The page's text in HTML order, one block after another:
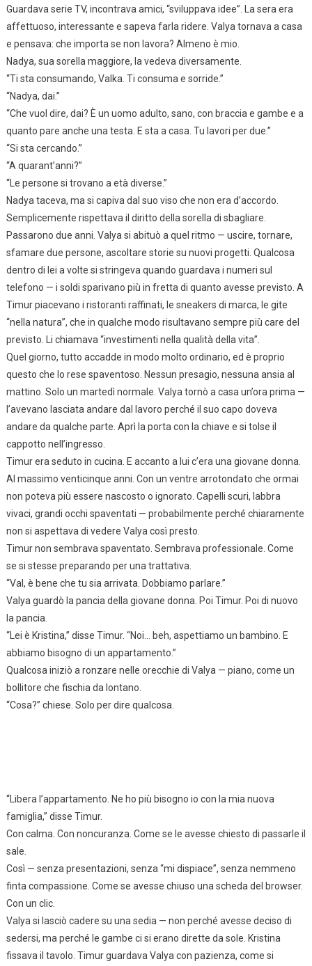
Guardava serie TV, incontrava amici, “sviluppava idee”. La sera era
affettuoso, interessante e sapeva farla ridere. Valya tornava a casa
e pensava: che importa se non lavora? Almeno è mio.
Nadya, sua sorella maggiore, la vedeva diversamente.
“Ti sta consumando, Valka. Ti consuma e sorride.”
“Nadya, dai.”
“Che vuol dire, dai? È un uomo adulto, sano, con braccia e gambe e a
quanto pare anche una testa. E sta a casa. Tu lavori per due.”
“Si sta cercando.”
“A quarant’anni?”
“Le persone si trovano a età diverse.”
Nadya taceva, ma si capiva dal suo viso che non era d’accordo.
Semplicemente rispettava il diritto della sorella di sbagliare.
Passarono due anni. Valya si abituò a quel ritmo — uscire, tornare,
sfamare due persone, ascoltare storie su nuovi progetti. Qualcosa
dentro di lei a volte si stringeva quando guardava i numeri sul
telefono — i soldi sparivano più in fretta di quanto avesse previsto. A
Timur piacevano i ristoranti raffinati, le sneakers di marca, le gite
“nella natura”, che in qualche modo risultavano sempre più care del
previsto. Li chiamava “investimenti nella qualità della vita”.
Quel giorno, tutto accadde in modo molto ordinario, ed è proprio
questo che lo rese spaventoso. Nessun presagio, nessuna ansia al
mattino. Solo un martedì normale. Valya tornò a casa un’ora prima —
l’avevano lasciata andare dal lavoro perché il suo capo doveva
andare da qualche parte. Aprì la porta con la chiave e si tolse il
cappotto nell’ingresso.
Timur era seduto in cucina. E accanto a lui c’era una giovane donna.
Al massimo venticinque anni. Con un ventre arrotondato che ormai
non poteva più essere nascosto o ignorato. Capelli scuri, labbra
vivaci, grandi occhi spaventati — probabilmente perché chiaramente
non si aspettava di vedere Valya così presto.
Timur non sembrava spaventato. Sembrava professionale. Come
se si stesse preparando per una trattativa.
“Val, è bene che tu sia arrivata. Dobbiamo parlare.”
Valya guardò la pancia della giovane donna. Poi Timur. Poi di nuovo
la pancia.
“Lei è Kristina,” disse Timur. “Noi… beh, aspettiamo un bambino. E
abbiamo bisogno di un appartamento.”
Qualcosa iniziò a ronzare nelle orecchie di Valya — piano, come un
bollitore che fischia da lontano.
“Cosa?” chiese. Solo per dire qualcosa.
“Libera l’appartamento. Ne ho più bisogno io con la mia nuova
famiglia,” disse Timur.
Con calma. Con noncuranza. Come se le avesse chiesto di passarle il
sale.
Così — senza presentazioni, senza “mi dispiace”, senza nemmeno
finta compassione. Come se avesse chiuso una scheda del browser.
Con un clic.
Valya si lasciò cadere su una sedia — non perché avesse deciso di
sedersi, ma perché le gambe ci si erano dirette da sole. Kristina
fissava il tavolo. Timur guardava Valya con pazienza, come si